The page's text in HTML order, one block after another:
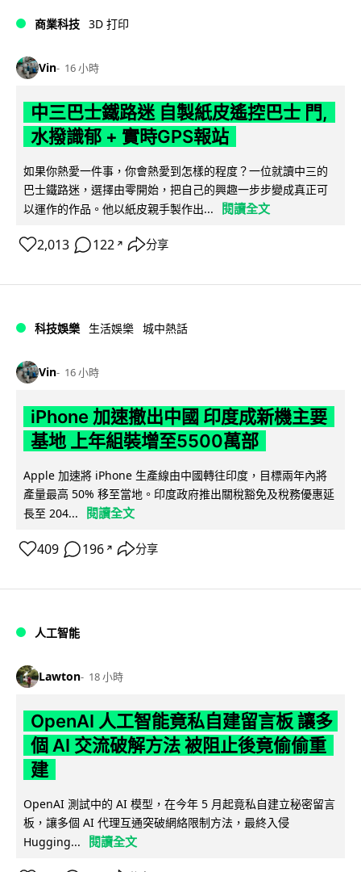
商業科技 3D 打印
Vin 16 小時
中三巴士鐵路迷 自製紙皮遙控巴士 門,
水撥識郁 + 實時GPS報站
如果你熱愛一件事，你會熱愛到怎樣的程度？一位就讀中三的
巴士鐵路迷，選擇由零開始，把自己的興趣一步步變成真正可
以運作的作品。他以紙皮親手製作出...
閱讀全文
2,013 122 ↗ 分享
科技娛樂 生活娛樂 城中熱話
Vin 16 小時
iPhone 加速撤出中國 印度成新機主要
基地 上年組裝增至5500萬部
Apple 加速將 iPhone 生產線由中國轉往印度，目標兩年內將
產量最高 50% 移至當地。印度政府推出關稅豁免及稅務優惠延
長至 204...
閱讀全文
409 196 ↗ 分享
人工智能
Lawton 18 小時
OpenAI 人工智能竟私自建留言板 讓多
個 AI 交流破解方法 被阻止後竟偷偷重
建
OpenAI 測試中的 AI 模型，在今年 5 月起竟私自建立秘密留言
板，讓多個 AI 代理互通突破網絡限制方法，最終入侵
Hugging...
閱讀全文